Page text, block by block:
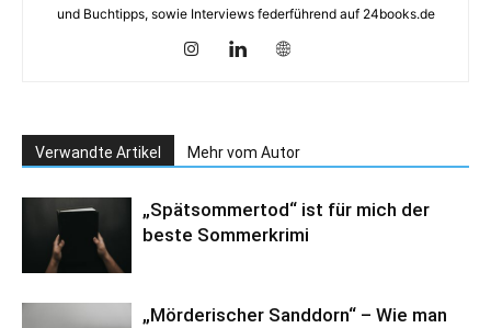
und Buchtipps, sowie Interviews federführend auf 24books.de
Verwandte Artikel Mehr vom Autor
„Spätsommertod“ ist für mich der
beste Sommerkrimi
„Mörderischer Sanddorn“ – Wie man